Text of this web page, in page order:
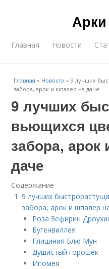
Главная Новости
Главная » Новости »9 лучших
забора, арок и шпалер на даче
9 лучших
вьющихся
забора,
даче
Содержание
9 лучших
забора, арок и шпалер
Роза Зефирин
Бугенвиллея
Глициния Блю Мун
Душистый горошек
Ипомея